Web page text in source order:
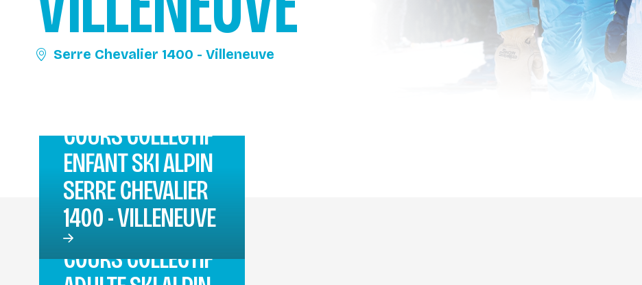
Serre Chevalier 1400 - Villeneuve
COURS COLLECTIF
ENFANT SKI ALPIN
SERRE CHEVALIER
1400 - VILLENEUVE
COURS COLLECTIF